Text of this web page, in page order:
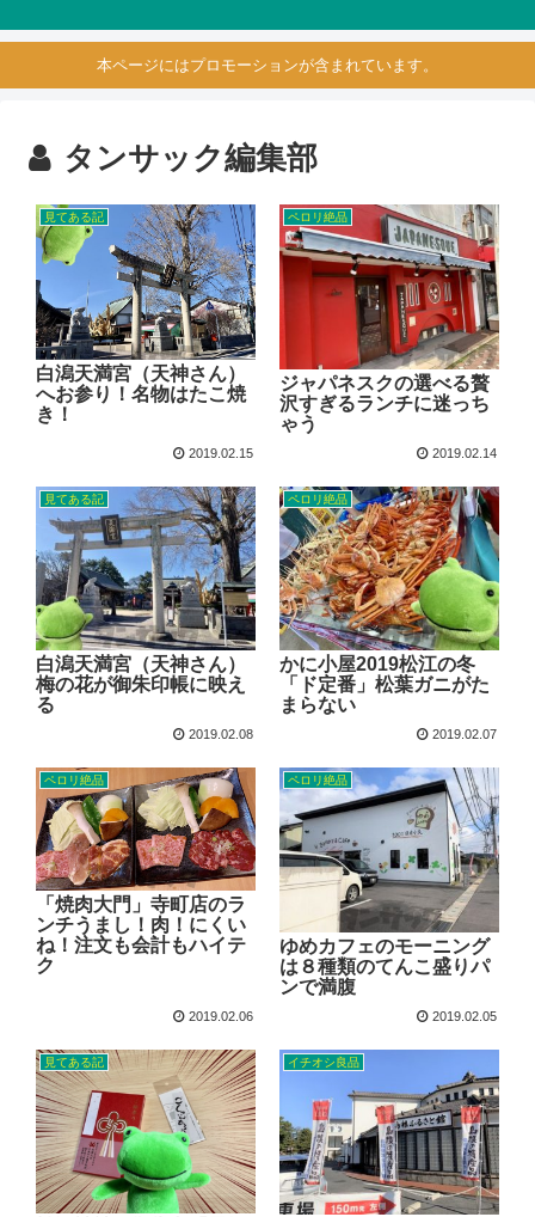
本ページにはプロモーションが含まれています。
タンサック編集部
見てある記
白潟天満宮（天神さん）
へお参り！名物はたこ焼
き！
2019.02.15
ペロリ絶品
ジャパネスクの選べる贅
沢すぎるランチに迷っち
ゃう
2019.02.14
見てある記
白潟天満宮（天神さん）
梅の花が御朱印帳に映え
る
2019.02.08
ペロリ絶品
かに小屋2019松江の冬
「ド定番」松葉ガニがた
まらない
2019.02.07
ペロリ絶品
「焼肉大門」寺町店のラ
ンチうまし！肉！にくい
ね！注文も会計もハイテ
ク
2019.02.06
ペロリ絶品
ゆめカフェのモーニング
は８種類のてんこ盛りパ
ンで満腹
2019.02.05
見てある記 イチオシ良品